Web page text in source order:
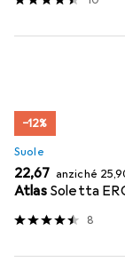
−12%
Suole
EUR
22,67 anziché EUR
Atlas Soletta
8